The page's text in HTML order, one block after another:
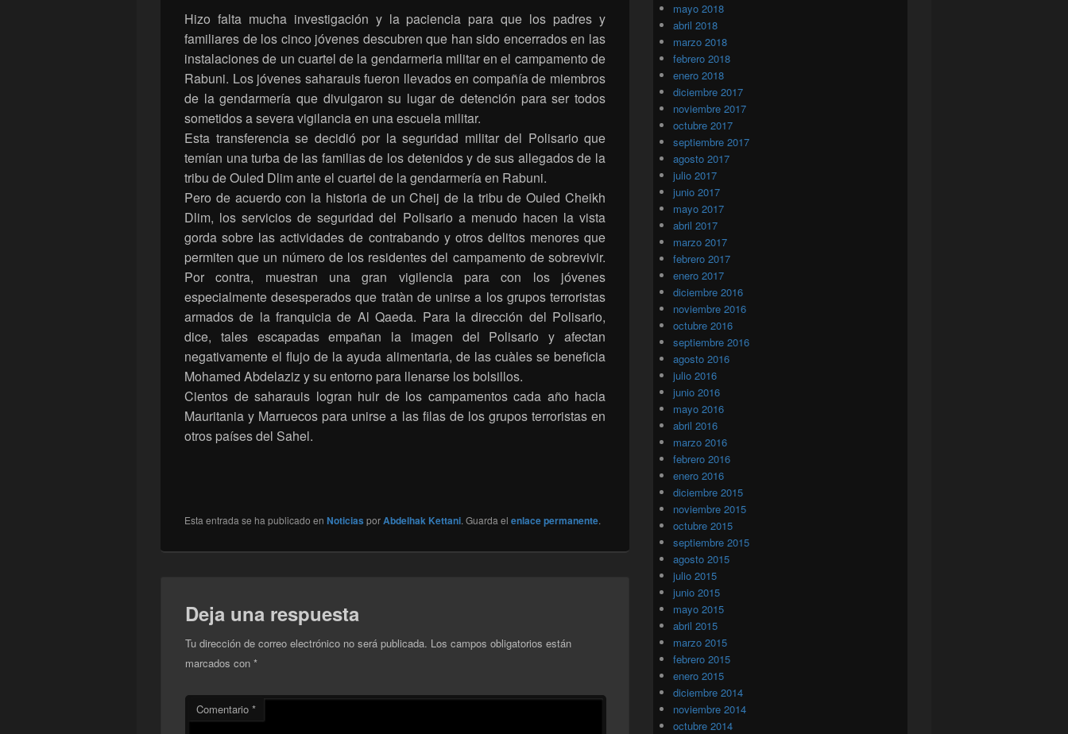
Hizo falta mucha investigación y la paciencia para que los padres y
familiares de los cinco jóvenes descubren que han sido encerrados en las
instalaciones de un cuartel de la gendarmeria militar en el campamento de
Rabuni. Los jóvenes saharauis fueron llevados en compañía de miembros
de la gendarmería que divulgaron su lugar de detención para ser todos
sometidos a severa vigilancia en una escuela militar.
Esta transferencia se decidió por la seguridad militar del Polisario que
temían una turba de las familias de los detenidos y de sus allegados de la
tribu de Ouled Dlim ante el cuartel de la gendarmería en Rabuni.
Pero de acuerdo con la historia de un Cheij de la tribu de Ouled Cheikh
Dlim, los servicios de seguridad del Polisario a menudo hacen la vista
gorda sobre las actividades de contrabando y otros delitos menores que
permiten que un número de los residentes del campamento de sobrevivir.
Por contra, muestran una gran vigilencia para con los jóvenes
especialmente desesperados que tratàn de unirse a los grupos terroristas
armados de la franquicia de Al Qaeda. Para la dirección del Polisario,
dice, tales escapadas empañan la imagen del Polisario y afectan
negativamente el flujo de la ayuda alimentaria, de las cuàles se beneficia
Mohamed Abdelaziz y su entorno para llenarse los bolsillos.
Cientos de saharauis logran huir de los campamentos cada año hacia
Mauritania y Marruecos para unirse a las filas de los grupos terroristas en
otros países del Sahel.
Esta entrada se ha publicado en Noticias porAbdelhak Kettani. Guarda el enlace permanente.
Deja una respuesta
Tu dirección de correo electrónico no será publicada. Los campos obligatorios están
marcados con *
Comentario *
mayo 2018
abril 2018
marzo 2018
febrero 2018
enero 2018
diciembre 2017
noviembre 2017
octubre 2017
septiembre 2017
agosto 2017
julio 2017
junio 2017
mayo 2017
abril 2017
marzo 2017
febrero 2017
enero 2017
diciembre 2016
noviembre 2016
octubre 2016
septiembre 2016
agosto 2016
julio 2016
junio 2016
mayo 2016
abril 2016
marzo 2016
febrero 2016
enero 2016
diciembre 2015
noviembre 2015
octubre 2015
septiembre 2015
agosto 2015
julio 2015
junio 2015
mayo 2015
abril 2015
marzo 2015
febrero 2015
enero 2015
diciembre 2014
noviembre 2014
octubre 2014